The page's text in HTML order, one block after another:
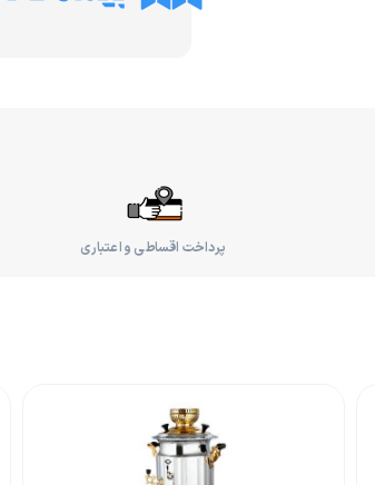
پرداخت اقساطی و اعتباری